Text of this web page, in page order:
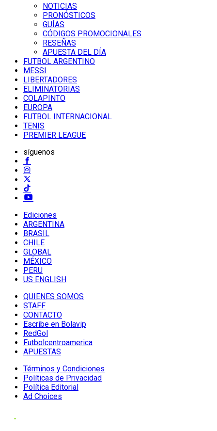
NOTICIAS
PRONÓSTICOS
GUÍAS
CÓDIGOS PROMOCIONALES
RESEÑAS
APUESTA DEL DÍA
FUTBOL ARGENTINO
MESSI
LIBERTADORES
ELIMINATORIAS
COLAPINTO
EUROPA
FUTBOL INTERNACIONAL
TENIS
PREMIER LEAGUE
síguenos
Ediciones
ARGENTINA
BRASIL
CHILE
GLOBAL
MÉXICO
PERU
US ENGLISH
QUIENES SOMOS
STAFF
CONTACTO
Escribe en Bolavip
RedGol
Futbolcentroamerica
APUESTAS
Términos y Condiciones
Políticas de Privacidad
Política Editorial
Ad Choices